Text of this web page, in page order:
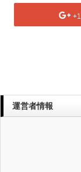
+1
運営者情報